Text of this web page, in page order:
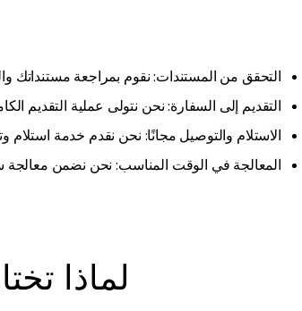
التحقق من المستندات: نقوم بمراجعة مستنداتك
التقديم إلى السفارة: نحن نتولى عملية التقديم
الاستلام والتوصيل مجانًا: نحن نقدم خدمة
المعالجة في الوقت المناسب: نحن نضمن معالجة
لماذا